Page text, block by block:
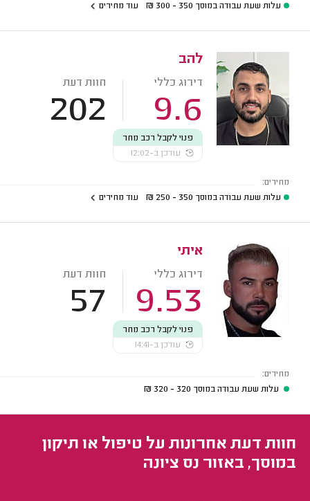
עלות שעת עבודה במוסך 350 - 300
₪ עוד מחירים
להב
דירוג כללי
9.6
חוות דעת
202
פנוי לקבל רכב מחר
עודכן ב-12:02
מחירים:
עלות שעת עבודה במוסך 350 - 250
₪ עוד מחירים
איתי
דירוג כללי
9.53
חוות דעת
57
פנוי לקבל רכב מחר
עודכן ב-14:41
מחירים:
עלות שעת עבודה במוסך 320 - 320
₪
חוות דעת אחרונות על טיפול או תיקון
במוסך, באזור נס ציונה